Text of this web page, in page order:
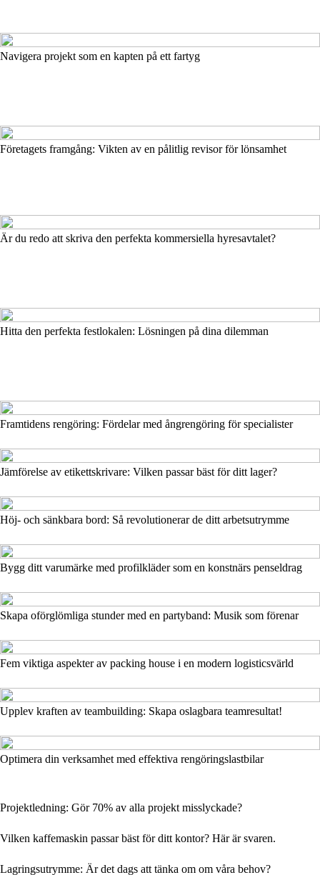
Navigera projekt som en kapten på ett fartyg
Företagets framgång: Vikten av en pålitlig revisor för lönsamhet
Är du redo att skriva den perfekta kommersiella hyresavtalet?
Hitta den perfekta festlokalen: Lösningen på dina dilemman
Framtidens rengöring: Fördelar med ångrengöring för specialister
Jämförelse av etikettskrivare: Vilken passar bäst för ditt lager?
Höj- och sänkbara bord: Så revolutionerar de ditt arbetsutrymme
Bygg ditt varumärke med profilkläder som en konstnärs penseldrag
Skapa oförglömliga stunder med en partyband: Musik som förenar
Fem viktiga aspekter av packing house i en modern logisticsvärld
Upplev kraften av teambuilding: Skapa oslagbara teamresultat!
Optimera din verksamhet med effektiva rengöringslastbilar
Projektledning: Gör 70% av alla projekt misslyckade?
Vilken kaffemaskin passar bäst för ditt kontor? Här är svaren.
Lagringsutrymme: Är det dags att tänka om om våra behov?